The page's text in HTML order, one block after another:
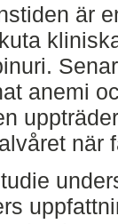
är
anemi
när